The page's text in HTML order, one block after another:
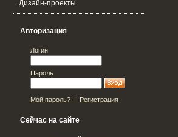
Дизайн-проекты
Авторизация
Логин
Пароль
Мой пароль?| Регистрация
Сейчас на сайте